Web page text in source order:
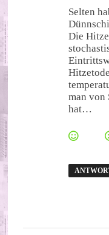
Selten
Die
man von
hat…